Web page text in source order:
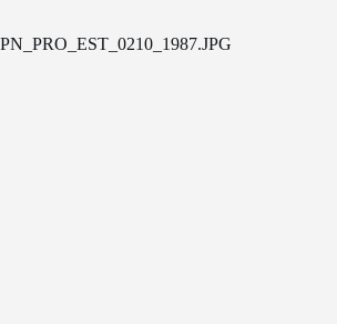
PN_PRO_EST_0210_1987.JPG